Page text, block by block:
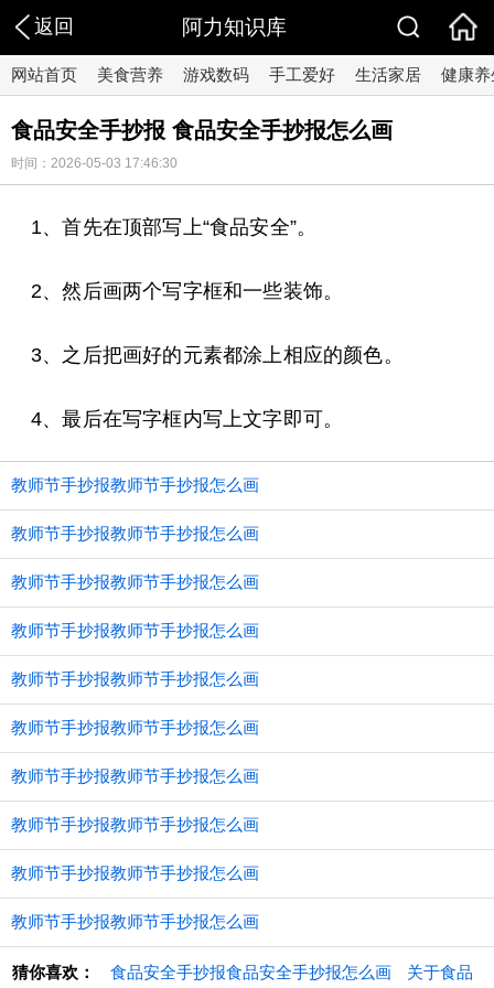
返回 阿力知识库
网站首页 美食营养 游戏数码 手工爱好 生活家居 健康养
食品安全手抄报 食品安全手抄报怎么画
时间：2026-05-03 17:46:30
1、首先在顶部写上“食品安全”。
2、然后画两个写字框和一些装饰。
3、之后把画好的元素都涂上相应的颜色。
4、最后在写字框内写上文字即可。
教师节手抄报教师节手抄报怎么画
教师节手抄报教师节手抄报怎么画
教师节手抄报教师节手抄报怎么画
教师节手抄报教师节手抄报怎么画
教师节手抄报教师节手抄报怎么画
教师节手抄报教师节手抄报怎么画
教师节手抄报教师节手抄报怎么画
教师节手抄报教师节手抄报怎么画
教师节手抄报教师节手抄报怎么画
教师节手抄报教师节手抄报怎么画
猜你喜欢： 食品安全手抄报食品安全手抄报怎么画 关于食品